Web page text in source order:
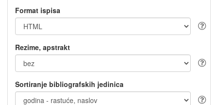
Format ispisa
Rezime, apstrakt
Sortiranje bibliografskih jedinica